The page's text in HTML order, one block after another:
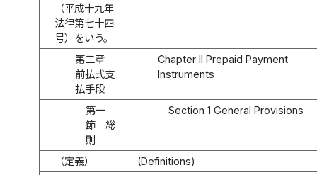
（平成十九年
法律第七十四
号）をいう。
第二章
前払式支
払手段
Chapter II Prepaid Payment
Instruments
第一
節 総
則
Section 1 General Provisions
（定義）
(Definitions)